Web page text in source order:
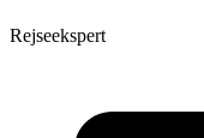
Rejseekspert